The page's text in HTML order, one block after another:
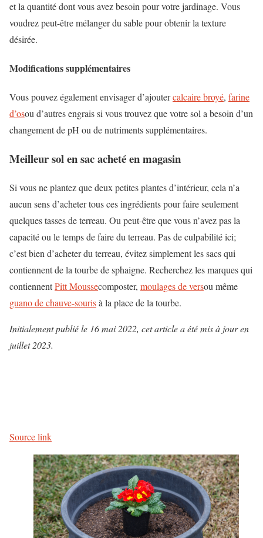
et la quantité dont vous avez besoin pour votre jardinage. Vous
voudrez peut-être mélanger du sable pour obtenir la texture
désirée.
Modifications supplémentaires
Vous pouvez également envisager d’ajoutercalcaire broyé, farine
d’osou d’autres engrais si vous trouvez que votre sol a besoin d’un
changement de pH ou de nutriments supplémentaires.
Meilleur sol en sac acheté en magasin
Si vous ne plantez que deux petites plantes d’intérieur, cela n’a
aucun sens d’acheter tous ces ingrédients pour faire seulement
quelques tasses de terreau. Ou peut-être que vous n’avez pas la
capacité ou le temps de faire du terreau. Pas de culpabilité ici;
c’est bien d’acheter du terreau, évitez simplement les sacs qui
contiennent de la tourbe de sphaigne. Recherchez les marques qui
contiennentPitt Moussecomposter, moulages de versou même
guano de chauve-sourisà la place de la tourbe.
Initialement publié le 16 mai 2022, cet article a été mis à jour en
juillet 2023.
Source link